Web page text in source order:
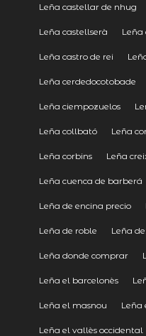
Leña castellar de nhug
Leña castellserà Leña
Leña castro de rei
Leña cerdedocotobade
Leña ciempozuelos
Leña collbató Leña
Leña corbins Leña
Leña cuenca de barberá
Leña de encina precio
Leña de roble Leña
Leña donde comprar
Leña el barcelonès
Leña el masnou Leña
Leña el vallès occidental